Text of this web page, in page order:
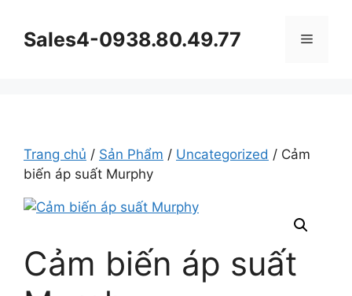
Sales4-0938.80.49.77 Menu
Trang chủ / Sản Phẩm / Uncategorized / Cảm
biến áp suất Murphy
Cảm biến áp suất